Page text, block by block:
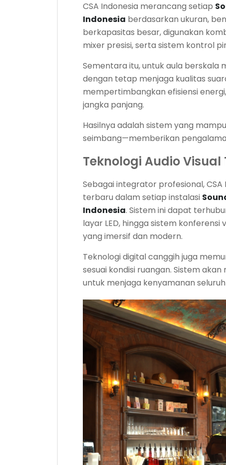
CSA Indonesia merancang setiap
Indonesia berdasarkan ukuran,
berkapasitas besar, digunakan
mixer presisi, serta sistem kontrol
Sementara itu, untuk aula berskala
dengan tetap menjaga kualitas
mempertimbangkan efisiensi
jangka panjang.
Hasilnya adalah sistem yang
seimbang—memberikan
Teknologi Audio Visual
Sebagai integrator profesional,
terbaru dalam setiap instalasi
Indonesia. Sistem ini dapat
layar LED, hingga sistem
yang imersif dan modern.
Teknologi digital canggih juga
sesuai kondisi ruangan. Sistem
untuk menjaga kenyamanan